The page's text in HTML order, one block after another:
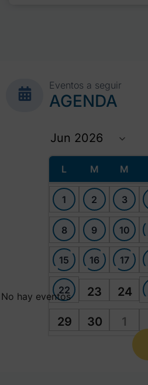
Eventos a seguir
AGENDA
L M M
1 2 3
8 9 10
15 16 17
22 23 24
29 30 1
No hay eventos